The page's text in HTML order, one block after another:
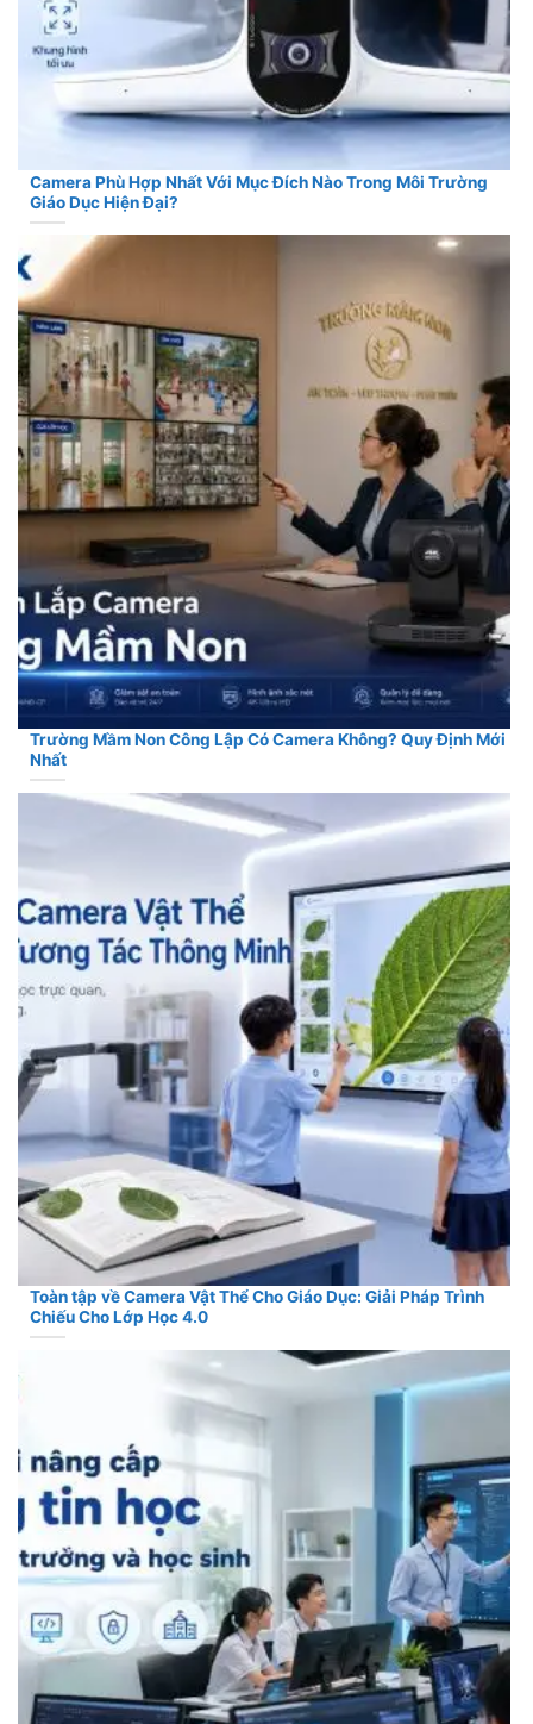
Camera Phù Hợp Nhất Với Mục Đích Nào Trong Môi Trường
Giáo Dục Hiện Đại?
Trường Mầm Non Công Lập Có Camera Không? Quy Định Mới
Nhất
Toàn tập về Camera Vật Thể Cho Giáo Dục: Giải Pháp Trình
Chiếu Cho Lớp Học 4.0